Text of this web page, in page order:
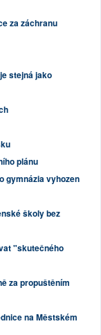
za záchranu
stejná jako
plánu
gymnázia vyhozen
školy bez
"skutečného
za propuštěním
na Městském